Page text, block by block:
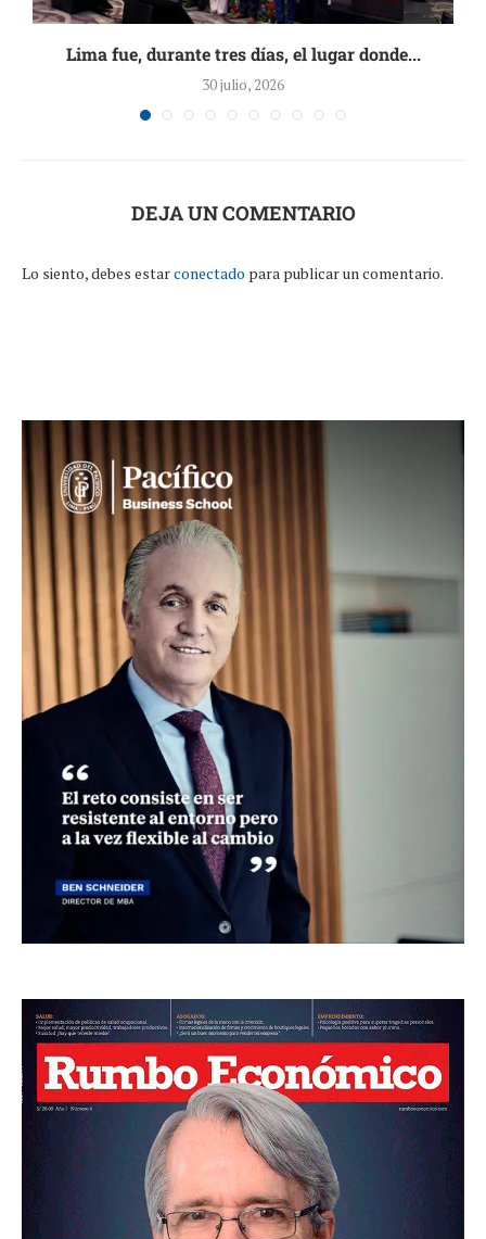
Lima fue, durante tres días, el lugar donde...
30 julio, 2026
DEJA UN COMENTARIO
Lo siento, debes estarconectado para publicar un comentario.